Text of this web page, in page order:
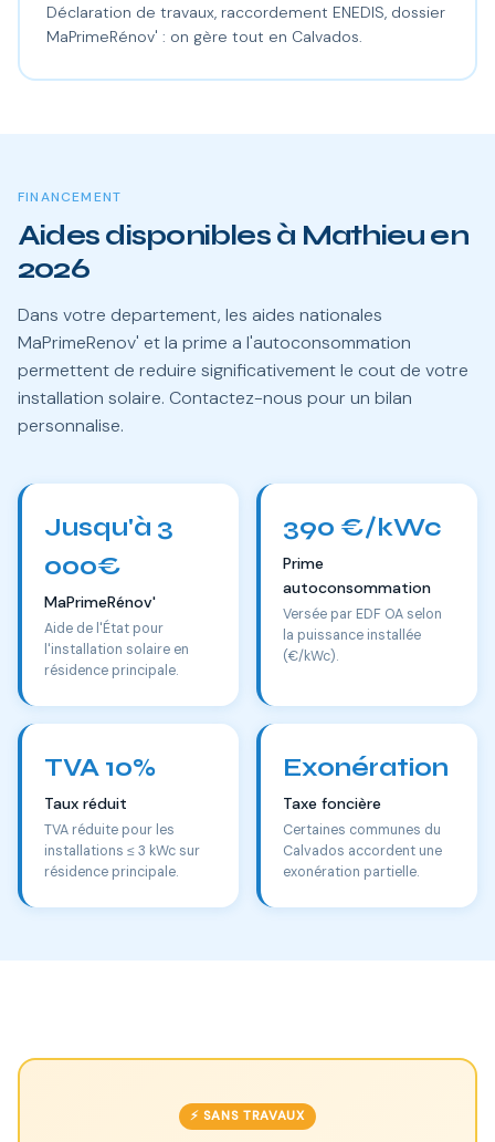
Déclaration de travaux, raccordement ENEDIS, dossier
MaPrimeRénov' : on gère tout en Calvados.
FINANCEMENT
Aides disponibles à Mathieu en
2026
Dans votre departement, les aides nationales
MaPrimeRenov' et la prime a l'autoconsommation
permettent de reduire significativement le cout de votre
installation solaire. Contactez-nous pour un bilan
personnalise.
Jusqu'à 3
000€
MaPrimeRénov'
Aide de l'État pour
l'installation solaire en
résidence principale.
390 €/kWc
Prime
autoconsommation
Versée par EDF OA selon
la puissance installée
(€/kWc).
TVA 10%
Taux réduit
TVA réduite pour les
installations ≤ 3 kWc sur
résidence principale.
Exonération
Taxe foncière
Certaines communes du
Calvados accordent une
exonération partielle.
⚡ SANS TRAVAUX